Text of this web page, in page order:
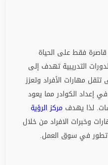
قاصرة فقط على الحياة
التدريبية تهدف إلى
تثقل مهارات الأفراد وتعزز
إعداد الكوادر مما يعود
. لذا يهدف مركز الرؤية
وخبرات الافراد من خلال
تطور في سوق العمل.